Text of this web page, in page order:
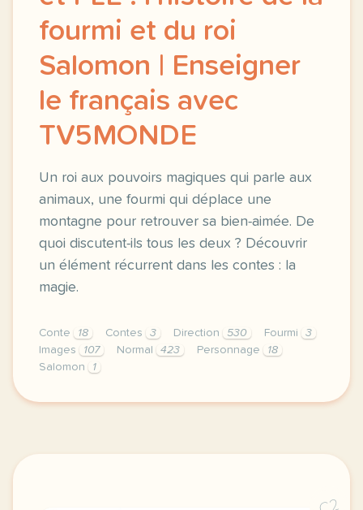
fourmi et du roi
Salomon | Enseigner
le français avec
TV5MONDE
Un roi aux pouvoirs magiques qui parle aux
animaux, une fourmi qui déplace une
montagne pour retrouver sa bien-aimée. De
quoi discutent-ils tous les deux ? Découvrir
un élément récurrent dans les contes : la
magie.
Conte 18 Contes 3 Direction 530 Fourmi
3
Images
107 Normal 423 Personnage
18
Salomon
1
didomi host didomi components button cursor